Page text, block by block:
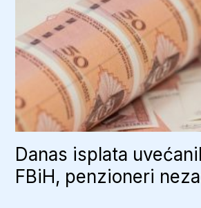
Danas isplata
FBiH, penzioneri